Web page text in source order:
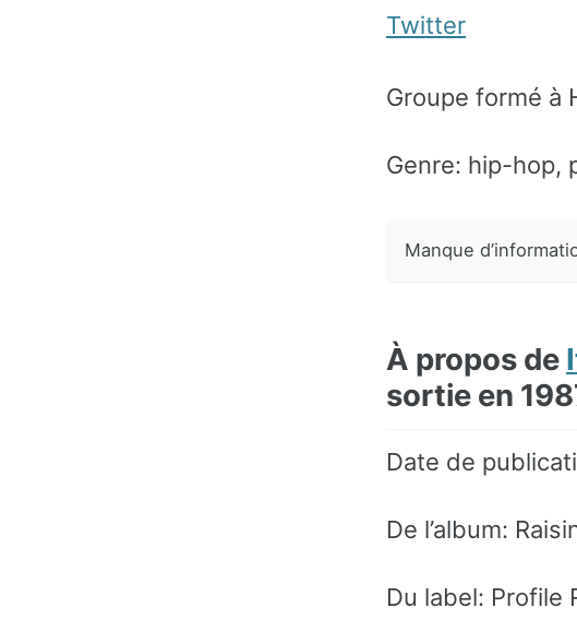
Twitter
Groupe formé à
Genre: hip-hop,
Manque
À propos de
sortie en
Date de
De l’album:
Du label: Profile